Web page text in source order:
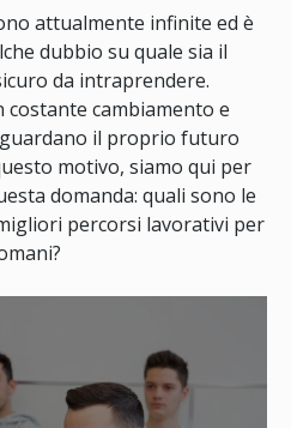
attualmente infinite ed è
dubbio su quale sia il
da intraprendere.
costante cambiamento e
il proprio futuro
motivo, siamo qui per
domanda: quali sono le
percorsi lavorativi per